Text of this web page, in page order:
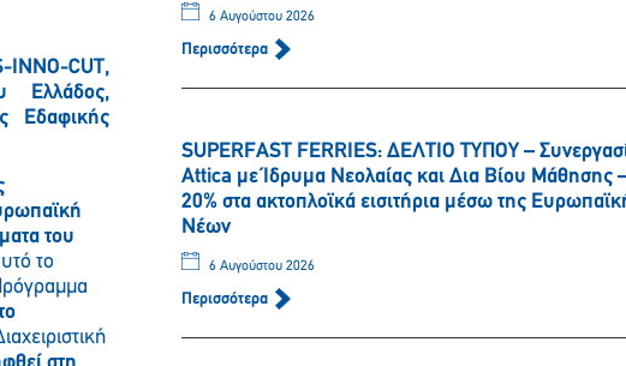
INNO-CUT,
Ελλάδος,
Εδαφικής
του
το
6 Αυγούστου 2026
Περισσότερα
SUPERFAST FERRIES: ΔΕΛΤΙΟ ΤΥΠΟΥ –
Attica με Ίδρυμα Νεολαίας και Δια Βίου Μάθησης
20% στα ακτοπλοϊκά εισιτήρια μέσω της
Νέων
6 Αυγούστου 2026
Περισσότερα